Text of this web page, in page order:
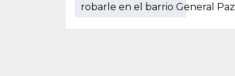
robarle en el barrio General Paz